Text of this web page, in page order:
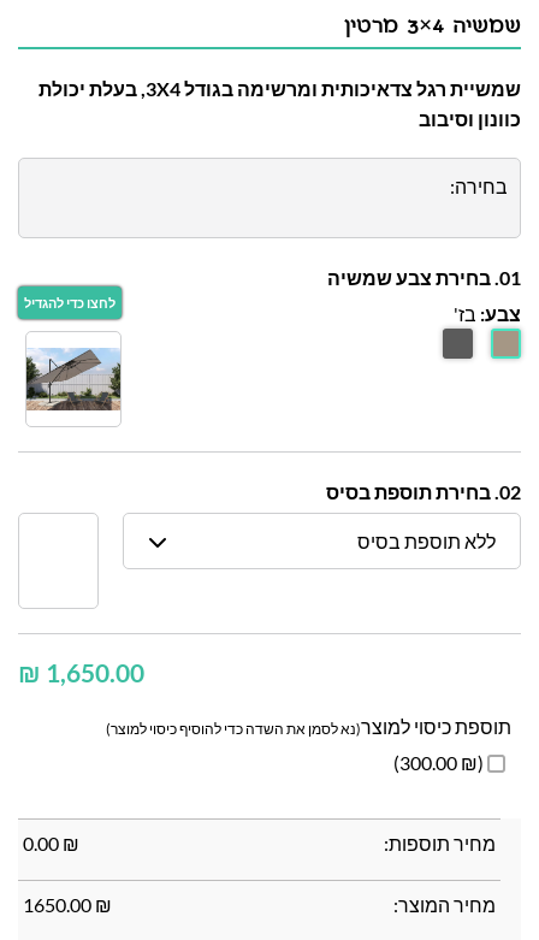
שמשיה 4×3 מרטין
שמשיית רגל צדאיכותית ומרשימה בגודל 3X4, בעלת יכולת
כוונון וסיבוב
בחירה:
01. בחירת צבע שמשיה
צבע: בז'
02. בחירת תוספת בסיס
ללא תוספת בסיס
₪
תוספת כיסוי למוצר(נא לסמן את השדה כדי להוסיף כיסוי למוצר)
(₪ 300.00)
מחיר תוספות: ₪
0.00
מחיר המוצר: ₪
1650.00